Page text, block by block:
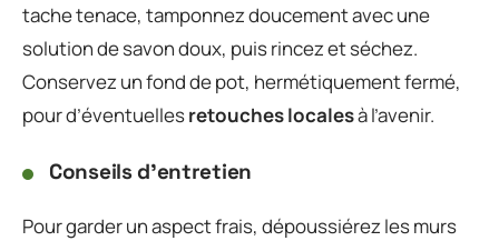
tache tenace, tamponnez doucement avec une
solution de savon doux, puis rincez et séchez.
Conservez un fond de pot, hermétiquement fermé,
pour d’éventuellesretouches localesà l’avenir.
Conseils d’entretien
Pour garder un aspect frais, dépoussiérez les murs